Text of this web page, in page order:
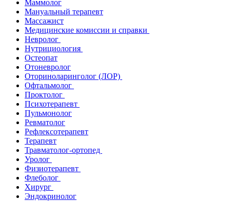
Маммолог
Мануальный терапевт
Массажист
Медицинские комиссии и справки
Невролог
Нутрициология
Остеопат
Отоневролог
Оториноларинголог (ЛОР)
Офтальмолог
Проктолог
Психотерапевт
Пульмонолог
Ревматолог
Рефлексотерапевт
Терапевт
Травматолог-ортопед
Уролог
Физиотерапевт
Флеболог
Хирург
Эндокринолог